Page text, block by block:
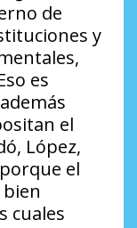
de
y
es
el
López,
el
cuales